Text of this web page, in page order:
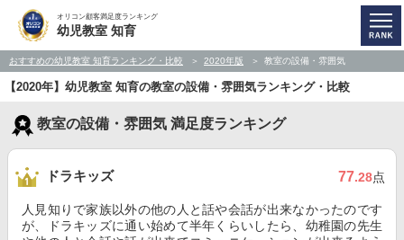
オリコン顧客満足度ランキング
幼児教室 知育
おすすめの幼児教室 知育ランキング・比較 2020年版 教室の設備・雰囲気
【2020年】幼児教室 知育の教室の設備・雰囲気ランキング・比較
教室の設備・雰囲気 満足度ランキング
ドラキッズ 77.28点
人見知りで家族以外の他の人と話や会話が出来なかったのです
が、ドラキッズに通い始めて半年くらいしたら、幼稚園の先生